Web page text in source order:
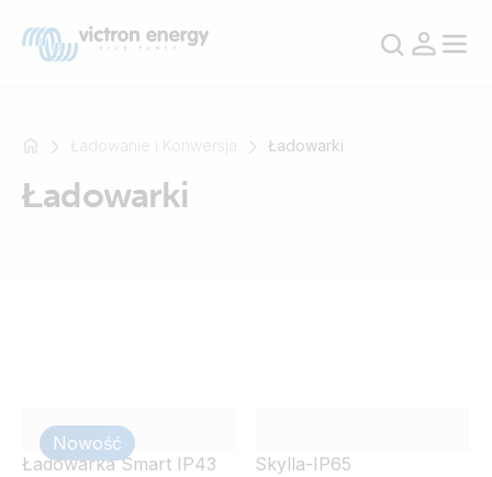
Ładowanie i Konwersja Ładowarki
Ładowarki
Nowość
Ładowarka Smart IP43
Skylla-IP65